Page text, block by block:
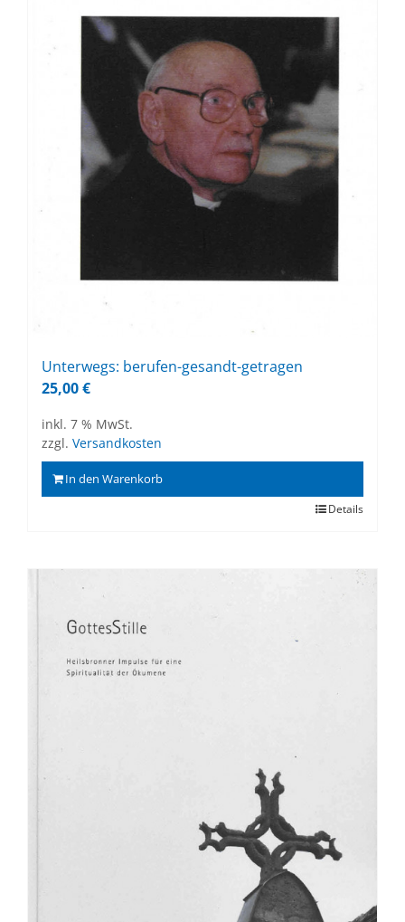
Un­ter­wegs: be­ru­fen-ge­sandt-ge­tra­gen
25,00€
inkl. 7 % MwSt.
zzgl. Versandkosten
In den Warenkorb
Details